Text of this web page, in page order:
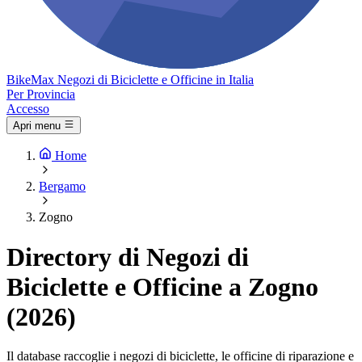
BikeMax Negozi di Biciclette e Officine in Italia
Per Provincia
Accesso
Apri menu
Home
Bergamo
Zogno
Directory di Negozi di
Biciclette e Officine a Zogno
(2026)
Il database raccoglie i negozi di biciclette, le officine di riparazione e